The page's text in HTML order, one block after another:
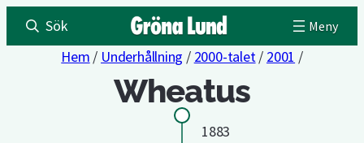
Sök
Hem / Underhållning / 2000-talet/ 2001 /
Wheatus
1883